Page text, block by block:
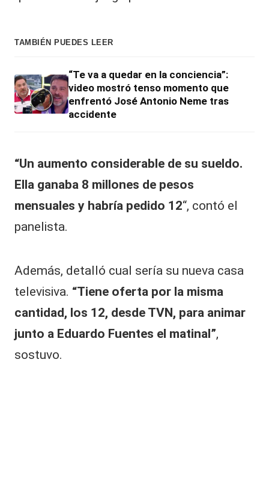
TAMBIÉN PUEDES LEER
“Te va a quedar en la conciencia”:
video mostró tenso momento que
enfrentó José Antonio Neme tras
accidente
“Un aumento considerable de su sueldo.
Ella ganaba 8 millones de pesos
mensuales y habría pedido 12“, contó el
panelista.
Además, detalló cual sería su nueva casa
televisiva. “Tiene oferta por la misma
cantidad, los 12, desde TVN, para animar
junto a Eduardo Fuentes el matinal”,
sostuvo.